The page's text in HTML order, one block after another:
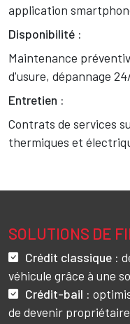
application
Disponibilité :
Maintenance
d'usure, dépannage
Entretien :
Contrats de services
thermiques et
Texte
SOLUTIONS DE
Crédit classique :
véhicule grâce à une
Crédit-bail :
de devenir